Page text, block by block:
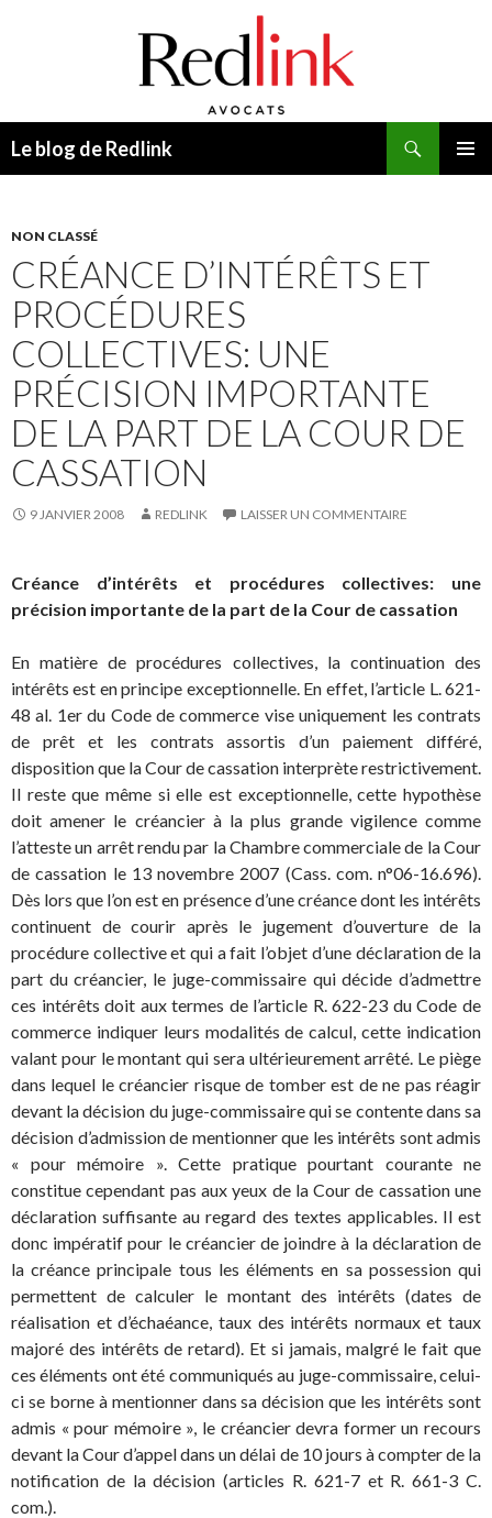
Le blog de Redlink
NON CLASSÉ
CRÉANCE D’INTÉRÊTS ET
PROCÉDURES
COLLECTIVES: UNE
PRÉCISION IMPORTANTE
DE LA PART DE LA COUR DE
CASSATION
9 JANVIER 2008 REDLINK LAISSER UN COMMENTAIRE
Créance d’intérêts et procédures collectives: une
précision importante de la part de la Cour de cassation
En matière de procédures collectives, la continuation des
intérêts est en principe exceptionnelle. En effet, l’article L. 621-
48 al. 1er du Code de commerce vise uniquement les contrats
de prêt et les contrats assortis d’un paiement différé,
disposition que la Cour de cassation interprète restrictivement.
Il reste que même si elle est exceptionnelle, cette hypothèse
doit amener le créancier à la plus grande vigilence comme
l’atteste un arrêt rendu par la Chambre commerciale de la Cour
de cassation le 13 novembre 2007 (Cass. com. n°06-16.696).
Dès lors que l’on est en présence d’une créance dont les intérêts
continuent de courir après le jugement d’ouverture de la
procédure collective et qui a fait l’objet d’une déclaration de la
part du créancier, le juge-commissaire qui décide d’admettre
ces intérêts doit aux termes de l’article R. 622-23 du Code de
commerce indiquer leurs modalités de calcul, cette indication
valant pour le montant qui sera ultérieurement arrêté. Le piège
dans lequel le créancier risque de tomber est de ne pas réagir
devant la décision du juge-commissaire qui se contente dans sa
décision d’admission de mentionner que les intérêts sont admis
« pour mémoire ». Cette pratique pourtant courante ne
constitue cependant pas aux yeux de la Cour de cassation une
déclaration suffisante au regard des textes applicables. Il est
donc impératif pour le créancier de joindre à la déclaration de
la créance principale tous les éléments en sa possession qui
permettent de calculer le montant des intérêts (dates de
réalisation et d’échaéance, taux des intérêts normaux et taux
majoré des intérêts de retard). Et si jamais, malgré le fait que
ces éléments ont été communiqués au juge-commissaire, celui-
ci se borne à mentionner dans sa décision que les intérêts sont
admis « pour mémoire », le créancier devra former un recours
devant la Cour d’appel dans un délai de 10 jours à compter de la
notification de la décision (articles R. 621-7 et R. 661-3 C.
com.).